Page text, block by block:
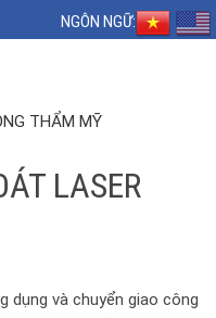
NGÔN NGỮ:
THẨM MỸ
LASER
dụng và chuyển giao công